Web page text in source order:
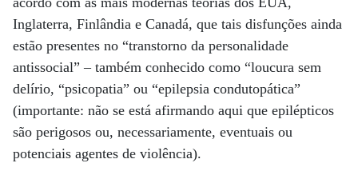
Inglaterra, Finlândia e Canadá, que tais disfunções ainda
estão presentes no “transtorno da personalidade
antissocial” – também conhecido como “loucura sem
delírio, “psicopatia” ou “epilepsia condutopática”
(importante: não se está afirmando aqui que epilépticos
são perigosos ou, necessariamente, eventuais ou
potenciais agentes de violência).